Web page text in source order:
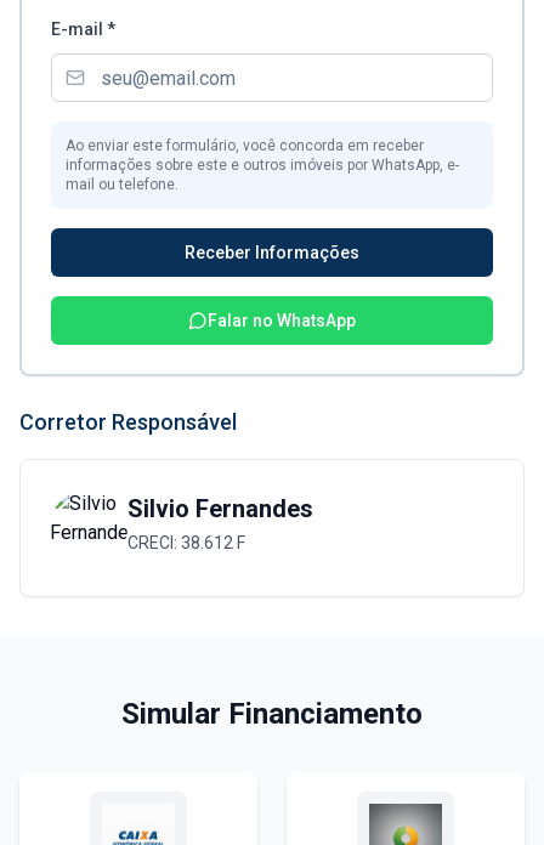
E-mail *
Ao enviar este formulário, você concorda em receber
informações sobre este e outros imóveis por WhatsApp, e-
mail ou telefone.
Receber Informações
Falar no WhatsApp
Corretor Responsável
Silvio Fernandes
CRECI: 38.612 F
Simular Financiamento